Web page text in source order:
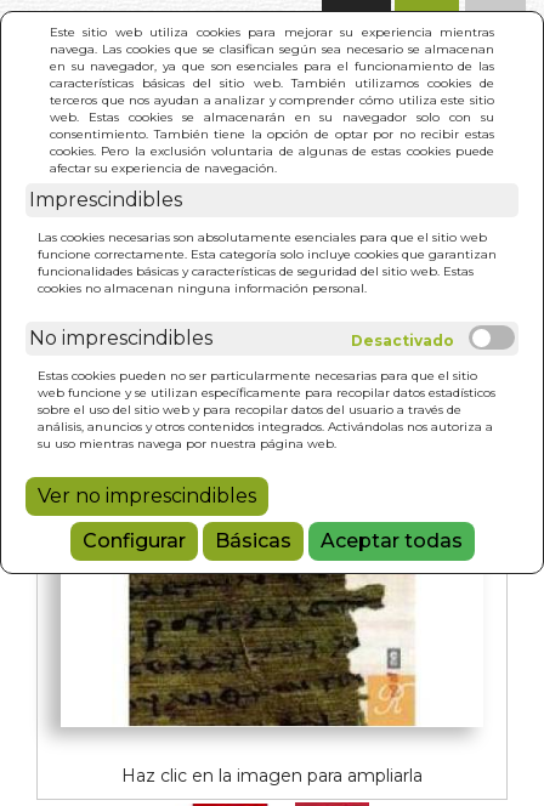
Este sitio web utiliza cookies para mejorar su experiencia mientras
navega. Las cookies que se clasifican según sea necesario se almacenan
en su navegador, ya que son esenciales para el funcionamiento de las
características básicas del sitio web. También utilizamos cookies de
terceros que nos ayudan a analizar y comprender cómo utiliza este sitio
web. Estas cookies se almacenarán en su navegador solo con su
consentimiento. También tiene la opción de optar por no recibir estas
cookies. Pero la exclusión voluntaria de algunas de estas cookies puede
afectar su experiencia de navegación.
Imprescindibles
Las cookies necesarias son absolutamente esenciales para que el sitio web
funcione correctamente. Esta categoría solo incluye cookies que garantizan
funcionalidades básicas y características de seguridad del sitio web. Estas
cookies no almacenan ninguna información personal.
No imprescindibles
Estas cookies pueden no ser particularmente necesarias para que el sitio
web funcione y se utilizan específicamente para recopilar datos estadísticos
sobre el uso del sitio web y para recopilar datos del usuario a través de
análisis, anuncios y otros contenidos integrados. Activándolas nos autoriza a
su uso mientras navega por nuestra página web.
Ver no imprescindibles
Configurar
Básicas Aceptar todas
INICIO >
Haz clic en la imagen para ampliarla